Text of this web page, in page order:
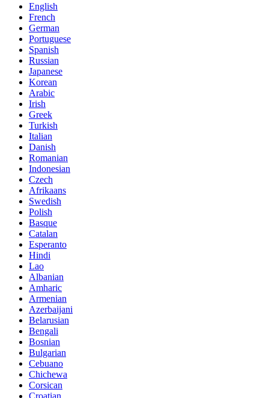
English
French
German
Portuguese
Spanish
Russian
Japanese
Korean
Arabic
Irish
Greek
Turkish
Italian
Danish
Romanian
Indonesian
Czech
Afrikaans
Swedish
Polish
Basque
Catalan
Esperanto
Hindi
Lao
Albanian
Amharic
Armenian
Azerbaijani
Belarusian
Bengali
Bosnian
Bulgarian
Cebuano
Chichewa
Corsican
Croatian